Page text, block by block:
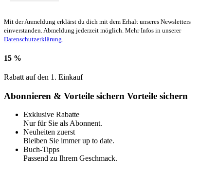
Mit der Anmeldung erklärst du dich mit dem Erhalt unseres Newsletters
einverstanden. Abmeldung jederzeit möglich. Mehr Infos in unserer
Datenschutzerklärung.
15 %
Rabatt auf den 1. Einkauf
Abonnieren & Vorteile sichern Vorteile sichern
Exklusive Rabatte
Nur für Sie als Abonnent.
Neuheiten zuerst
Bleiben Sie immer up to date.
Buch-Tipps
Passend zu Ihrem Geschmack.